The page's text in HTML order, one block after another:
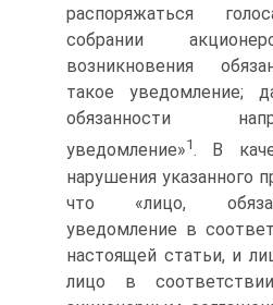
распоряжаться
собрании
возникновения
такое уведомление;
обязанности
уведомление»1. В
нарушения указанного
что «лицо,
уведомление в
настоящей статьи, и
лицо в